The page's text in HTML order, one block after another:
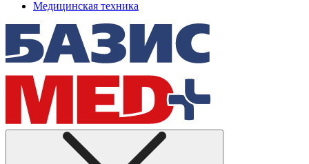
Медицинская техника